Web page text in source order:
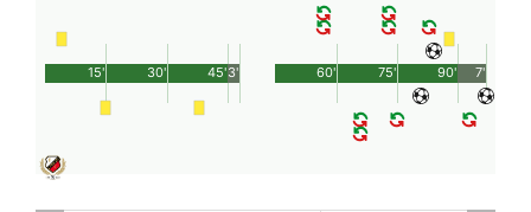
45'
15' 30' 3' 90'
60' 75' 7'